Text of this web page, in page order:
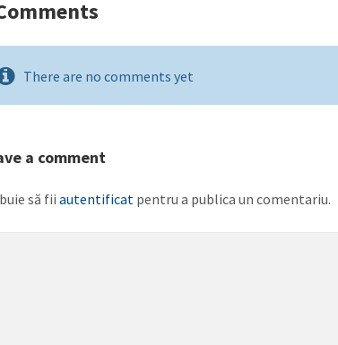
There are no comments yet
a comment
să fiiautentificat pentru a publica un comentariu.